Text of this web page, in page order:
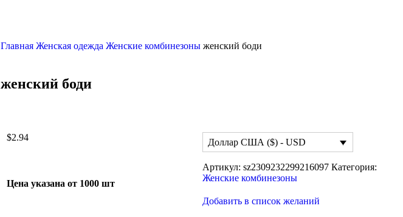
Главная Женская одежда Женские комбинезоны женский боди
женский боди
$2.94
Цена указана от 1000 шт
Доллар США ($) - USD
Артикул: sz2309232299216097 Категория:
Женские комбинезоны
Добавить в список желаний